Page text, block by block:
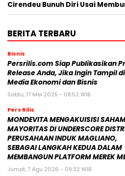
Cirendeu Bunuh Diri Usai
BERITA TERBARU
Bisnis
Persrilis.com Siap Publikasikan
Release Anda, Jika Ingin Tampil di
Media Ekonomi dan Bisnis
Sabtu, 17 Mei 2025 - 08:52 WIB
Pers Rilis
MONDEVITA MENGAKUISISI
MAYORITAS DI UNDERSCORE
PERUSAHAAN INDUK MAGLIANO,
SEBAGAI LANGKAH KEDUA DALAM
MEMBANGUN PLATFORM MEREK
Jumat, 7 Agu 2026 - 09:32 WIB